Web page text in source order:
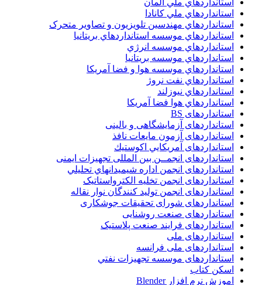
استانداردهاي ملي آلمان
استانداردهاي ملي کانادا
استانداردهاي مهندسين تلويزيون و تصاوير متحرک
استانداردهاي موسسه استانداردهاي بريتانيا
استانداردهاي موسسه انرژي
استانداردهاي موسسه بريتانيا
استانداردهاي موسسه هوا و فضا آمريکا
استانداردهاي نفت نروژ
استانداردهاي نيوزلند
استانداردهاي هوا فضا آمريکا
استانداردهای BS
استانداردهای آزمایشگاهی و بالینی
استانداردهای آزمون مایعات نافذ
استانداردهای آمريكايي اكوستيك
استانداردهای انجمــن بين المللى تجهيزات ايمنى
استانداردهای انجمن اداره شيميدانهاي تحليلي
استانداردهای انجمن تخليه الکترواستاتيک
استانداردهای انجمن توليد کنندگان نوار نقاله
استانداردهای شورای تحقیقات جوشکاری
استانداردهای صنعت روشنایی
استانداردهای فرايند صنعت پلاستيک
استانداردهای ملی
استانداردهای ملی فرانسه
استانداردهای موسسه تجهيزات نفتي
اسکن کتاب
اموزش نرم افزار Blender